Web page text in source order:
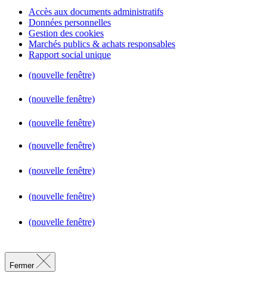
Accès aux documents administratifs
Données personnelles
Gestion des cookies
Marchés publics & achats responsables
Rapport social unique
(nouvelle fenêtre)
(nouvelle fenêtre)
(nouvelle fenêtre)
(nouvelle fenêtre)
(nouvelle fenêtre)
(nouvelle fenêtre)
(nouvelle fenêtre)
Fermer